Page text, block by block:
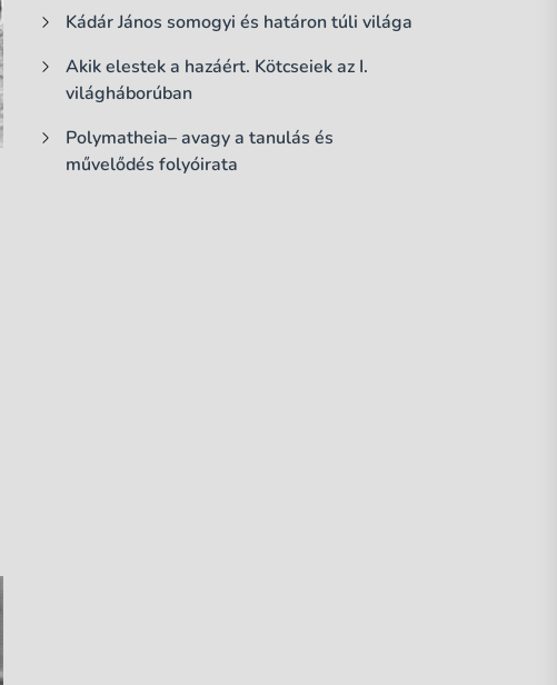
Kádár János somogyi és határon túli világa
Akik elestek a hazáért. Kötcseiek az I.
világháborúban
Polymatheia– avagy a tanulás és
művelődés folyóirata